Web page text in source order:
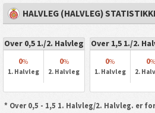
HALVLEG (HALVLEG)
Over 0,5 1./2. Halvleg
0%
1. Halvleg
0%
2. Halvleg
Over 1,5 1./2.
0%
1. Halvleg
0%
2.
* Over 0,5 - 1,5 1. Halvleg/2. Halvleg. er